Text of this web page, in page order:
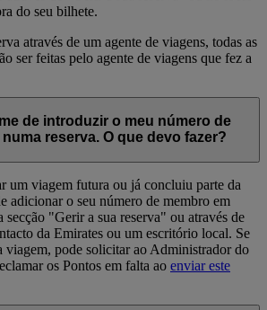
do seu bilhete.
através de um agente de viagens, todas as
ser feitas pelo agente de viagens que fez a
de introduzir o meu número de
reserva. O que devo fazer?
um viagem futura ou já concluiu parte da
adicionar o seu número de membro em
secção "Gerir a sua reserva" ou através de
da Emirates ou um escritório local. Se
viagem, pode solicitar ao Administrador do
os Pontos em falta ao enviar este